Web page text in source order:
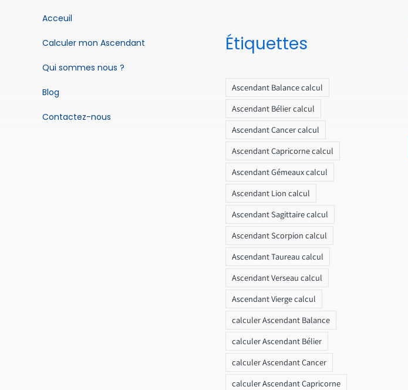
Acceuil
Calculer mon Ascendant
Qui sommes nous ?
Blog
Contactez-nous
Étiquettes
Ascendant Balance calcul
Ascendant Bélier calcul
Ascendant Cancer calcul
Ascendant Capricorne calcul
Ascendant Gémeaux calcul
Ascendant Lion calcul
Ascendant Sagittaire calcul
Ascendant Scorpion calcul
Ascendant Taureau calcul
Ascendant Verseau calcul
Ascendant Vierge calcul
calculer Ascendant Balance
calculer Ascendant Bélier
calculer Ascendant Cancer
calculer Ascendant Capricorne